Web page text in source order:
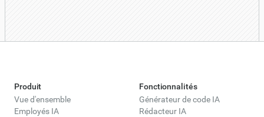
Produit
Vue d'ensemble
Employés IA
Fonctionnalités
Générateur de code IA
Rédacteur IA